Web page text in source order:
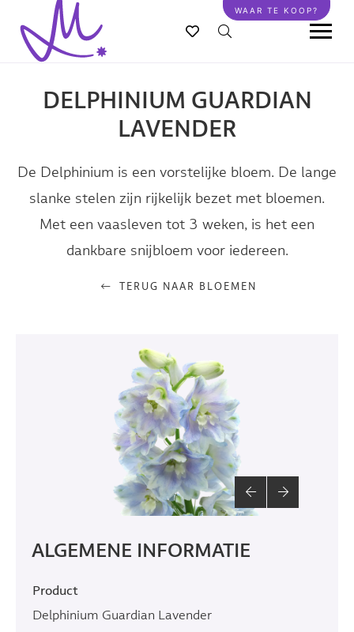
Overslaan
naar
WAAR TE KOOP?
DELPHINIUM GUARDIAN
LAVENDER
De Delphinium is een vorstelijke bloem. De lange
slanke stelen zijn rijkelijk bezet met bloemen.
Met een vaasleven tot 3 weken, is het een
dankbare snijbloem voor iedereen.
TERUG NAAR BLOEMEN
ALGEMENE INFORMATIE
Product
Delphinium Guardian Lavender